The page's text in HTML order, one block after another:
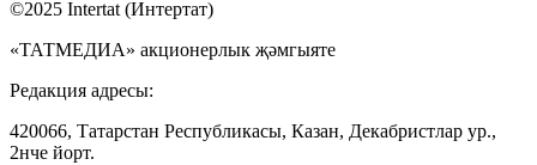
©2025 Intertat (Интертат)
«ТАТМЕДИА» акционерлык җәмгыяте
Редакция адресы:
420066, Татарстан Республикасы, Казан, Декабристлар ур.,
2нче йорт.